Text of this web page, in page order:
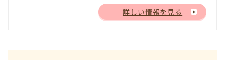
詳しい情報を見る